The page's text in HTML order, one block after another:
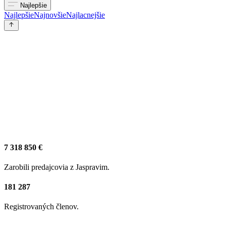
Najlepšie
NajlepšieNajnovšieNajlacnejšie
7 318 850 €
Zarobili predajcovia z Jaspravim.
181 287
Registrovaných členov.